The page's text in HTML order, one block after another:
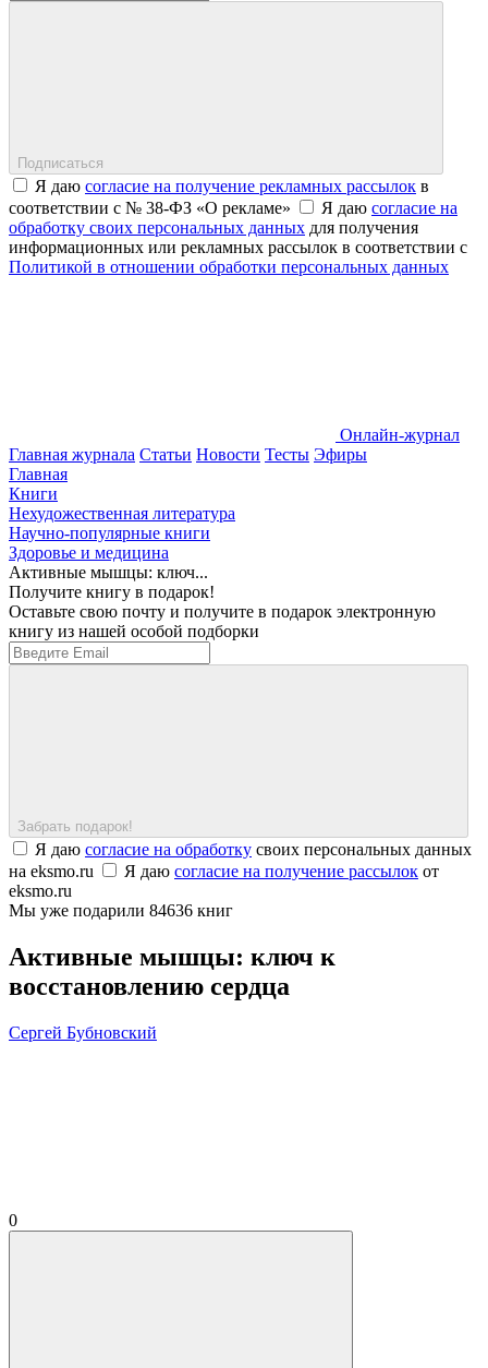
Подписаться
Я даю согласие на получение рекламных рассылок в
соответствии с № 38-ФЗ «О рекламе»
Я даю согласие на
обработку своих персональных данных для получения
информационных или рекламных рассылок в соответствии с
Политикой в отношении обработки персональных данных
Онлайн-журнал
Главная журнала Статьи Новости Тесты Эфиры
Главная
Книги
Нехудожественная литература
Научно-популярные книги
Здоровье и медицина
Активные мышцы: ключ...
Получите книгу в подарок!
Оставьте свою почту и получите в подарок электронную
книгу из нашей особой подборки
Забрать подарок!
Я даю согласие на обработку своих персональных данных
на eksmo.ru
Я даю согласие на получение рассылок от
eksmo.ru
Мы уже подарили 84636 книг
Активные мышцы: ключ к
восстановлению сердца
Сергей Бубновский
0